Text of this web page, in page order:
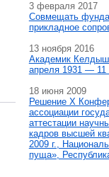
3 февраля 2017
Совмещать
прикладное
13 ноября 2016
Академик
апреля 1931 — 11
18 июня 2009
Решение X
ассоциации
аттестации
кадров высшей
2009 г.,
пуща»,